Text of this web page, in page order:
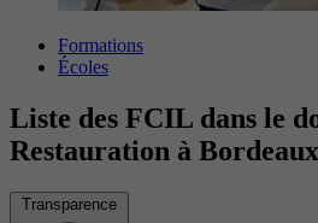
Formations
Écoles
Liste des FCIL dans le
Restauration à Bordeaux
Transparence